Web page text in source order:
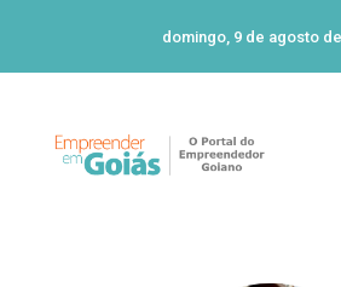
domingo, 9 de agosto